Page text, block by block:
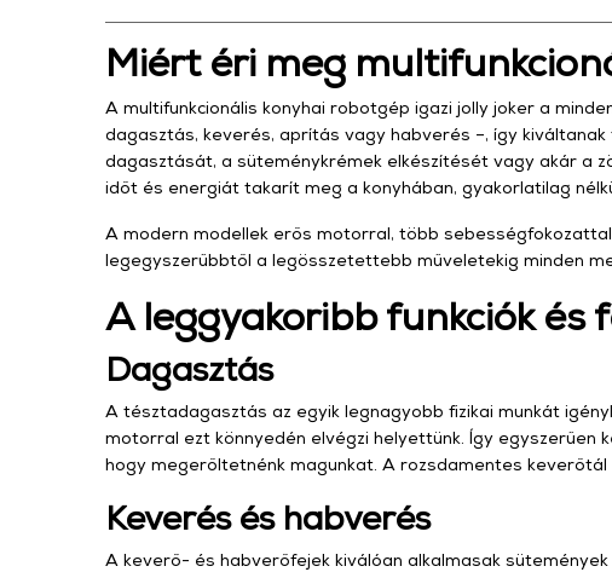
Miért éri meg
A multifunkcionális konyhai robotgép igazi jolly joker a
dagasztás, keverés, aprítás vagy habverés –, így
dagasztását, a süteménykrémek elkészítését vagy akár a
időt és energiát takarít meg a konyhában, gyakorlatilag
A modern modellek erős motorral, több
legegyszerűbbtől a legösszetettebb műveletekig minden
A leggyakoribb funkciók és
Dagasztás
A tésztadagasztás az egyik legnagyobb fizikai munkát
motorral ezt könnyedén elvégzi helyettünk. Így
hogy megerőltetnénk magunkat. A rozsdamentes
Keverés és habverés
A keverő- és habverőfejek kiválóan alkalmasak